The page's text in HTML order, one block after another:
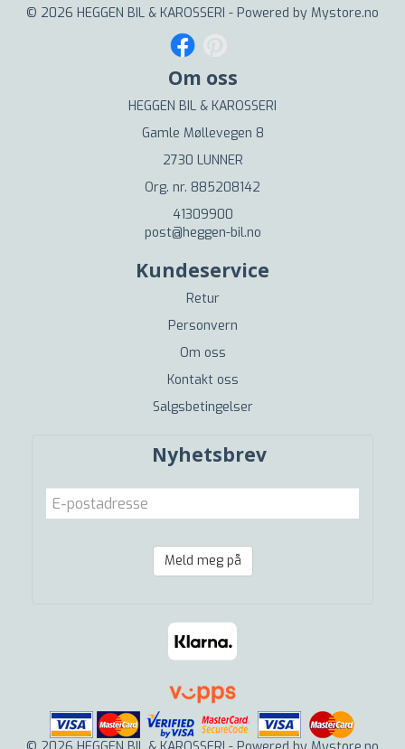
© 2026 HEGGEN BIL & KAROSSERI - Powered by Mystore.no
Om oss
HEGGEN BIL & KAROSSERI
Gamle Møllevegen 8
2730 LUNNER
Org. nr. 885208142
41309900
post@heggen-bil.no
Kundeservice
Retur
Personvern
Om oss
Kontakt oss
Salgsbetingelser
Nyhetsbrev
Meld meg på